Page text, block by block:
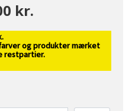
kr.
og produkter mærket
restpartier.